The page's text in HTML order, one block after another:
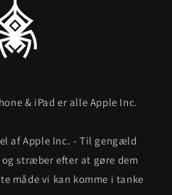
& iPad er alle Apple Inc.
af Apple Inc. - Til gengæld
stræber efter at gøre dem
måde vi kan komme i tanke